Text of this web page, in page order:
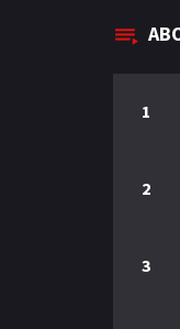
1
2
3